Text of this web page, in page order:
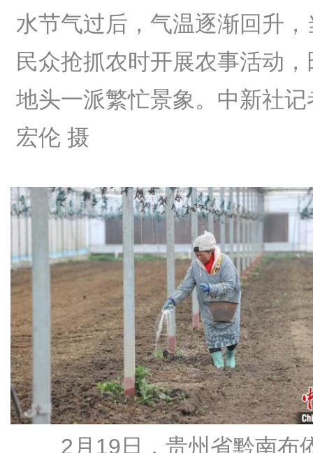
水节气过后，气温逐渐回升，
民众抢抓农时开展农事活动，
地头一派繁忙景象。中新社记
宏伦 摄
2月19日，贵州省黔南布